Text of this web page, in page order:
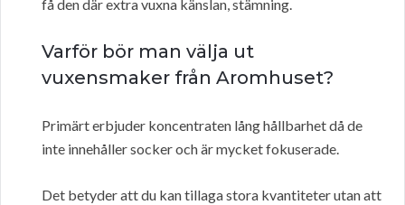
få den där extra vuxna känslan, stämning.
Varför bör man välja ut
vuxensmaker från Aromhuset?
Primärt erbjuder koncentraten lång hållbarhet då de
inte innehåller socker och är mycket fokuserade.
Det betyder att du kan tillaga stora kvantiteter utan att